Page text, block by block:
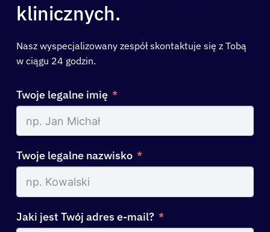
Zalogować się
Polski
klinicznych.
Nasz wyspecjalizowany zespół skontaktuje się z Tobą
w ciągu 24 godzin.
Twoje legalne imię
Twoje legalne nazwisko
Jaki jest Twój adres e-mail?